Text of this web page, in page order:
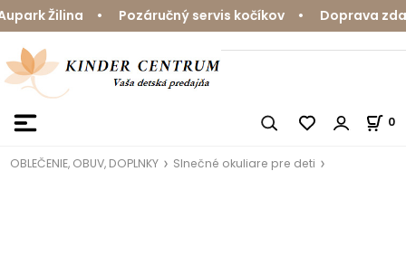
Žilina • Pozáručný servis kočíkov • Doprava
0
OBLEČENIE, OBUV, DOPLNKY Slnečné okuliare pre deti